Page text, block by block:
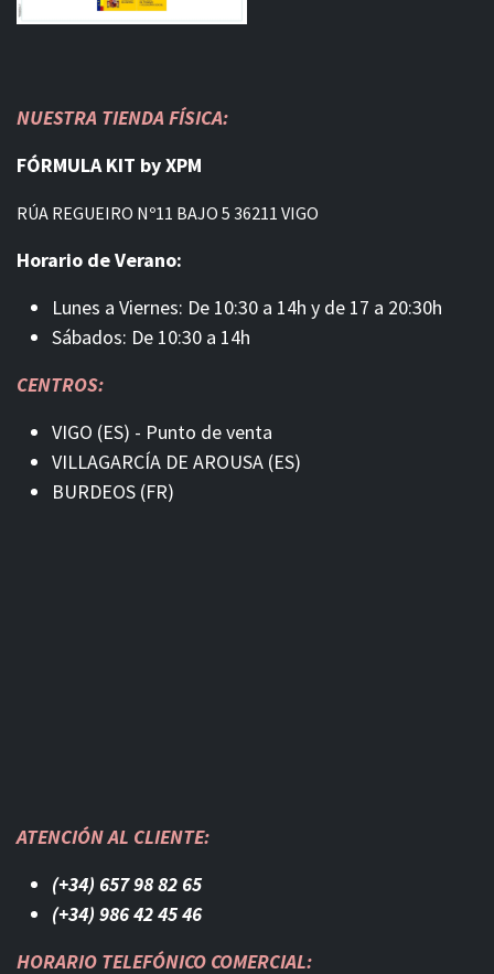
NUESTRA TIENDA FÍSICA:
FÓRMULA KIT by XPM
RÚA REGUEIRO Nº11 BAJO 5 36211 VIGO
Horario de Verano:
Lunes a Viernes: De 10:30 a 14h y de 17 a 20:30h
Sábados: De 10:30 a 14h
CENTROS:
VIGO (ES) - Punto de venta
VILLAGARCÍA DE AROUSA (ES)
BURDEOS (FR)
ATENCIÓN AL CLIENTE:
(+34) 657 98 82 65
(+34) 986 42 45 46​
HORARIO TELEFÓNICO COMERCIAL: